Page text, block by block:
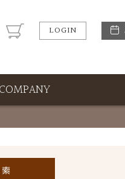
LOGIN
COMPANY